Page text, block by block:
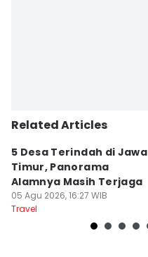
Related Articles
5 Desa Terindah di Jawa
Timur, Panorama
Alamnya Masih Terjaga
05 Agu 2026, 16:27 WIB
Travel